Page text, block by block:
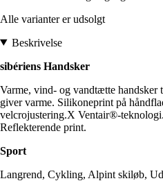
Alle varianter er udsolgt
Beskrivelse
sibériens Handsker
Varme, vind- og vandtætte
giver varme. Silikoneprint på
velcrojustering.X Ventair®-
Reflekterende print.
Sport
Langrend, Cykling, Alpint skiløb,